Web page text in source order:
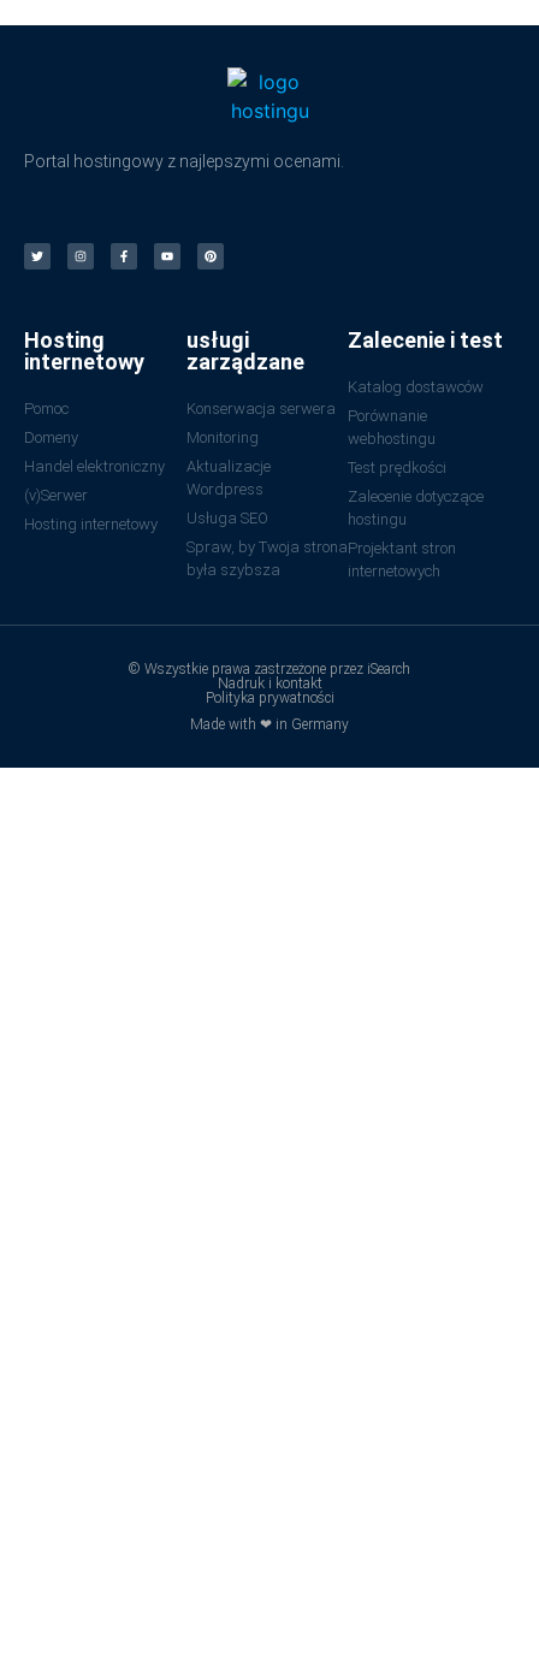
Portal hostingowy z najlepszymi ocenami.
Hosting
internetowy
Pomoc
Domeny
Handel elektroniczny
(v)Serwer
Hosting internetowy
usługi
zarządzane
Konserwacja serwera
Monitoring
Aktualizacje
Wordpress
Usługa SEO
Spraw, by Twoja strona
była szybsza
Zalecenie i test
Katalog dostawców
Porównanie
webhostingu
Test prędkości
Zalecenie dotyczące
hostingu
Projektant stron
internetowych
© Wszystkie prawa zastrzeżone przez iSearch
Nadruk i kontakt
Polityka prywatności
Made with ❤ in Germany